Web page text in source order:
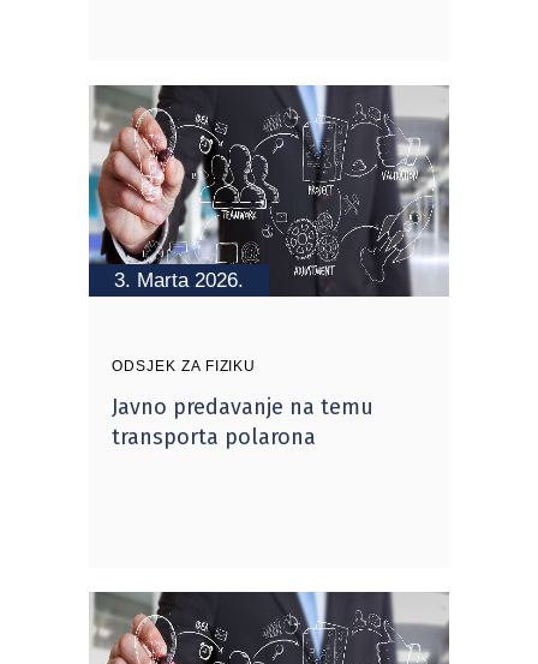
3. Marta 2026.
ODSJEK ZA FIZIKU
Javno predavanje na temu
transporta polarona